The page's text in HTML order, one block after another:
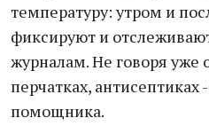
температуру: утром и
фиксируют и
журналам. Не говоря уже
перчатках, антисептиках
помощника.